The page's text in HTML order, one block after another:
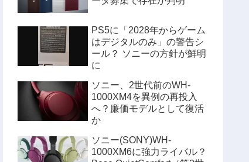
PS5に「2028年からゲーム
はデジタルのみ」の警告シ
ール？ ソニーの方針が鮮明
に
ソニー、2世代前のWH-
1000XM4を異例の再投入
へ？廉価モデルとして復活
か
ソニー(SONY)WH-
1000XM6に強力ライバル？